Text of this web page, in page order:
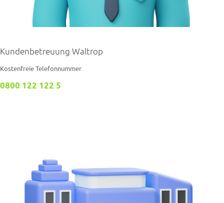
Kundenbetreuung Waltrop
Kostenfreie Telefonnummer
0800 122 122 5